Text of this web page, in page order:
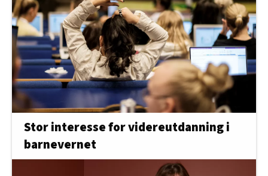
Stor interesse for videreutdanning i
barnevernet